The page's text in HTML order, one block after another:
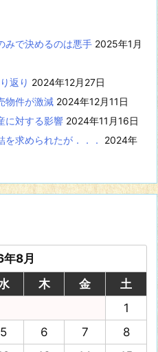
みで決めるのは悪手 2025年1月
返り 2024年12月27日
物件が激減 2024年12月11日
に対する影響 2024年11月16日
求められたが．．．
2024年
8月
木 金
土
1
5 6 7
8